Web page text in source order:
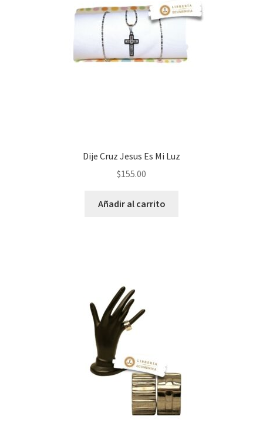
Dije Cruz Jesus Es Mi Luz
$155.00
Añadir al carrito